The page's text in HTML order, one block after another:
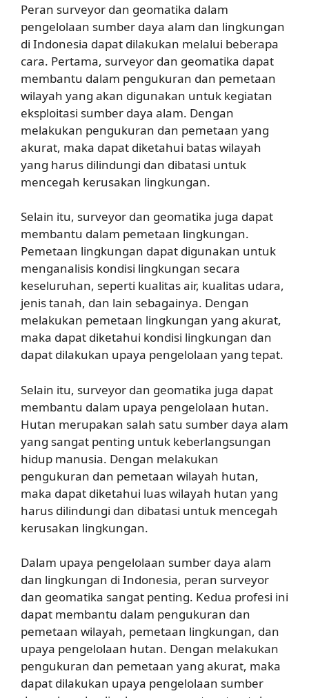
Peran surveyor dan geomatika dalam
pengelolaan sumber daya alam dan lingkungan
di Indonesia dapat dilakukan melalui beberapa
cara. Pertama, surveyor dan geomatika dapat
membantu dalam pengukuran dan pemetaan
wilayah yang akan digunakan untuk kegiatan
eksploitasi sumber daya alam. Dengan
melakukan pengukuran dan pemetaan yang
akurat, maka dapat diketahui batas wilayah
yang harus dilindungi dan dibatasi untuk
mencegah kerusakan lingkungan.
Selain itu, surveyor dan geomatika juga dapat
membantu dalam pemetaan lingkungan.
Pemetaan lingkungan dapat digunakan untuk
menganalisis kondisi lingkungan secara
keseluruhan, seperti kualitas air, kualitas udara,
jenis tanah, dan lain sebagainya. Dengan
melakukan pemetaan lingkungan yang akurat,
maka dapat diketahui kondisi lingkungan dan
dapat dilakukan upaya pengelolaan yang tepat.
Selain itu, surveyor dan geomatika juga dapat
membantu dalam upaya pengelolaan hutan.
Hutan merupakan salah satu sumber daya alam
yang sangat penting untuk keberlangsungan
hidup manusia. Dengan melakukan
pengukuran dan pemetaan wilayah hutan,
maka dapat diketahui luas wilayah hutan yang
harus dilindungi dan dibatasi untuk mencegah
kerusakan lingkungan.
Dalam upaya pengelolaan sumber daya alam
dan lingkungan di Indonesia, peran surveyor
dan geomatika sangat penting. Kedua profesi ini
dapat membantu dalam pengukuran dan
pemetaan wilayah, pemetaan lingkungan, dan
upaya pengelolaan hutan. Dengan melakukan
pengukuran dan pemetaan yang akurat, maka
dapat dilakukan upaya pengelolaan sumber